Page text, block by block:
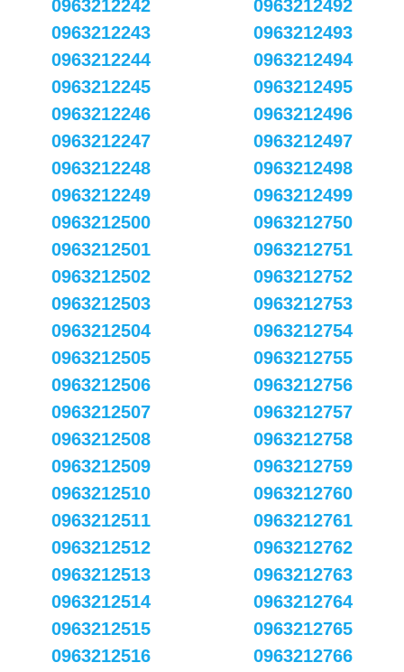
0963212242
0963212243
0963212244
0963212245
0963212246
0963212247
0963212248
0963212249
0963212492
0963212493
0963212494
0963212495
0963212496
0963212497
0963212498
0963212499
0963212500
0963212501
0963212502
0963212503
0963212504
0963212505
0963212506
0963212507
0963212508
0963212509
0963212510
0963212511
0963212512
0963212513
0963212514
0963212515
0963212516
0963212750
0963212751
0963212752
0963212753
0963212754
0963212755
0963212756
0963212757
0963212758
0963212759
0963212760
0963212761
0963212762
0963212763
0963212764
0963212765
0963212766